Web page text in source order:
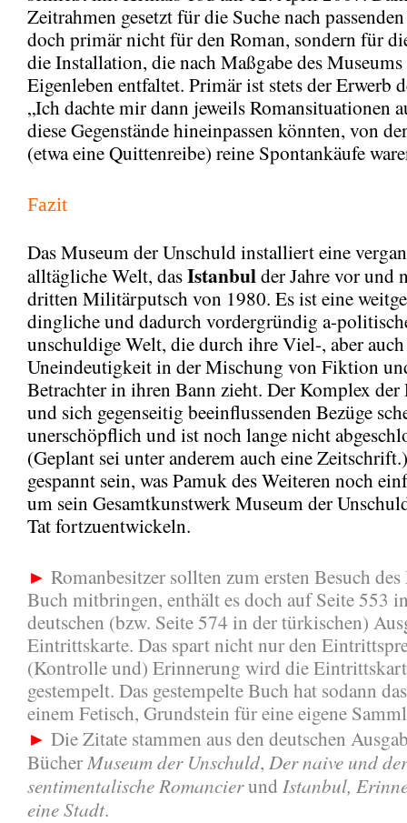
Zeitrahmen gesetzt für die Suche nach
doch primär nicht für den Roman, sondern für
die Installation, die nach Maßgabe des
Eigenleben entfaltet. Primär ist stets der Erwerb
„Ich dachte mir dann jeweils Romansituationen
diese Gegenstände hineinpassen könnten, von
(etwa eine Quittenreibe) reine Spontankäufe
Fazit
Das Museum der Unschuld installiert eine
alltägliche Welt, dasIstanbulder Jahre vor und
dritten Militärputsch von 1980. Es ist eine
dingliche und dadurch vordergründig a-
unschuldige Welt, die durch ihre Viel-, aber auch
Uneindeutigkeit in der Mischung von Fiktion
Betrachter in ihren Bann zieht. Der Komplex der
und sich gegenseitig beeinflussenden Bezüge
unerschöpflich und ist noch lange nicht
(Geplant sei unter anderem auch eine
gespannt sein, was Pamuk des Weiteren noch
um sein Gesamtkunstwerk Museum der
Tat fortzuentwickeln.
► Romanbesitzer sollten zum ersten Besuch
Buch mitbringen, enthält es doch auf Seite 553
deutschen (bzw. Seite 574 in der türkischen)
Eintrittskarte. Das spart nicht nur den
(Kontrolle und) Erinnerung wird die
gestempelt. Das gestempelte Buch hat sodann
einem Fetisch, Grundstein für eine eigene
► Die Zitate stammen aus den deutschen
Bücher Museum der Unschuld, Der naive und der
sentimentalische Romancierund Istanbul,
eine Stadt.